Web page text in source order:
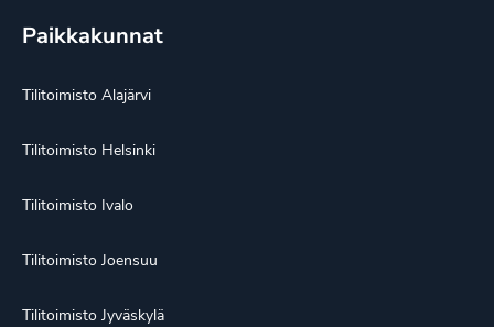
Paikkakunnat
Tilitoimisto Alajärvi
Tilitoimisto Helsinki
Tilitoimisto Ivalo
Tilitoimisto Joensuu
Tilitoimisto Jyväskylä